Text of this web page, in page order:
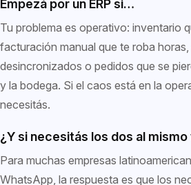
Empezá por un ERP si…
Tu problema es operativo: inventario
facturación manual que te roba
desincronizados o pedidos que se
y la bodega. Si el caos está en la
necesitás.
¿Y si necesitás los dos al
Para muchas empresas
WhatsApp, la respuesta es que los